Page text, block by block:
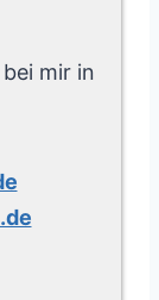
mir in